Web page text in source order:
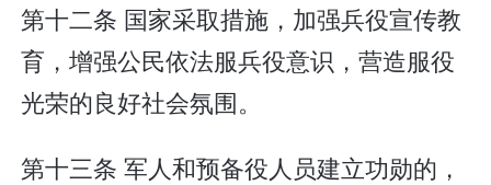
第十二条 国家采取措施，加强兵役宣传教
育，增强公民依法服兵役意识，营造服役
光荣的良好社会氛围。
第十三条 军人和预备役人员建立功勋的，